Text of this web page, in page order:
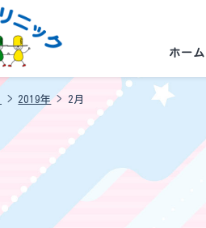
ホーム
> 2019年> 2月